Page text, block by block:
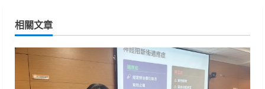
i
n
u
相關文章